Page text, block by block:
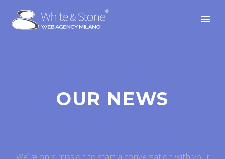
OUR NEWS
We’re on a mission to start a conversation with your